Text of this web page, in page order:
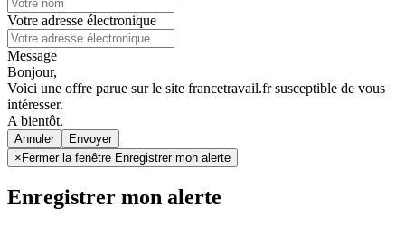
Votre adresse électronique
Message
Bonjour,
Voici une offre parue sur le site francetravail.fr susceptible de vous
intéresser.
A bientôt.
Annuler
× Fermer la fenêtre Enregistrer mon alerte
Enregistrer mon alerte